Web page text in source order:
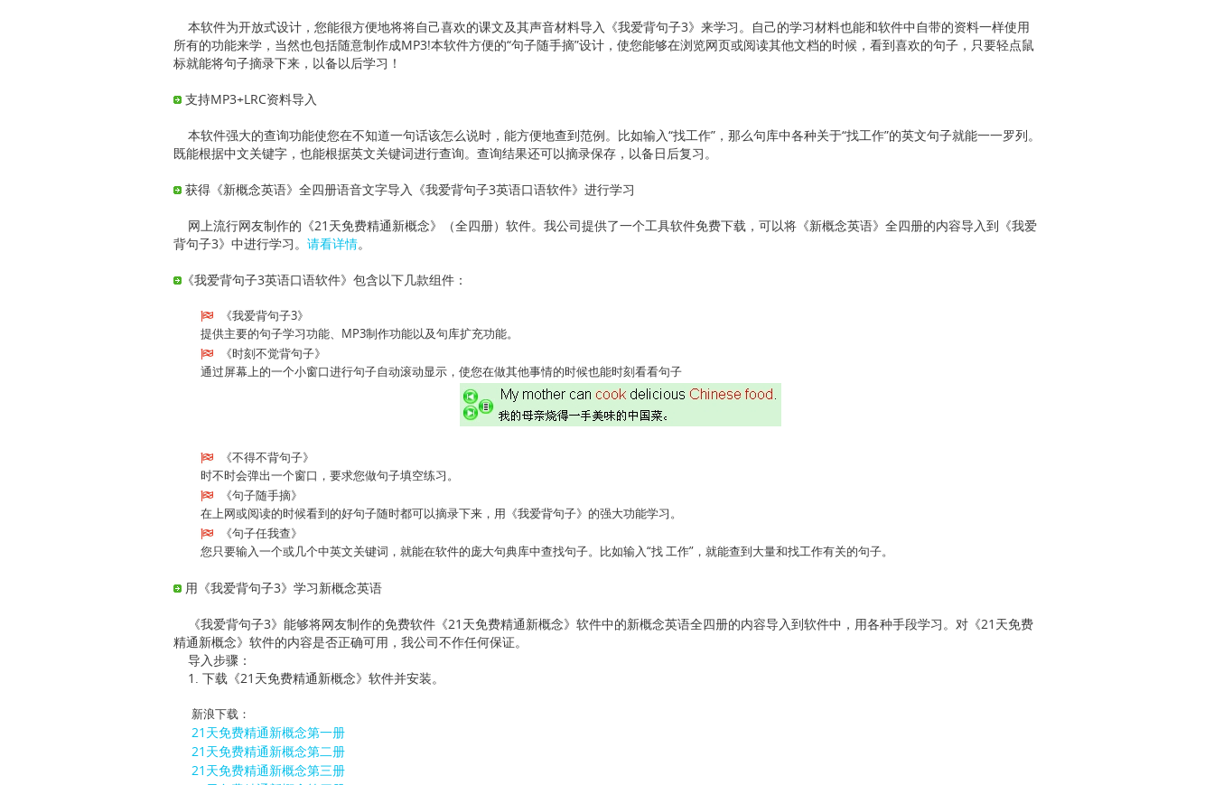
本软件为开放式设计，您能很方便地将将自己喜欢的课文及其声音材料导入《我爱背句子3》来学习。自己的学习材料也能和软件中自带的资料一样使用
所有的功能来学，当然也包括随意制作成MP3!本软件方便的“句子随手摘”设计，使您能够在浏览网页或阅读其他文档的时候，看到喜欢的句子，只要轻点鼠
标就能将句子摘录下来，以备以后学习！
支持MP3+LRC资料导入
本软件强大的查询功能使您在不知道一句话该怎么说时，能方便地查到范例。比如输入“找工作”，那么句库中各种关于“找工作”的英文句子就能一一罗列。
既能根据中文关键字，也能根据英文关键词进行查询。查询结果还可以摘录保存，以备日后复习。
获得《新概念英语》全四册语音文字导入《我爱背句子3英语口语软件》进行学习
网上流行网友制作的《21天免费精通新概念》（全四册）软件。我公司提供了一个工具软件免费下载，可以将《新概念英语》全四册的内容导入到《我爱
背句子3》中进行学习。 请看详情。
《我爱背句子3英语口语软件》包含以下几款组件：
《我爱背句子3》
提供主要的句子学习功能、MP3制作功能以及句库扩充功能。
《时刻不觉背句子》
通过屏幕上的一个小窗口进行句子自动滚动显示，使您在做其他事情的时候也能时刻看看句子
《不得不背句子》
时不时会弹出一个窗口，要求您做句子填空练习。
《句子随手摘》
在上网或阅读的时候看到的好句子随时都可以摘录下来，用《我爱背句子》的强大功能学习。
《句子任我查》
您只要输入一个或几个中英文关键词，就能在软件的庞大句典库中查找句子。比如输入“找 工作”，就能查到大量和找工作有关的句子。
用《我爱背句子3》学习新概念英语
《我爱背句子3》能够将网友制作的免费软件《21天免费精通新概念》软件中的新概念英语全四册的内容导入到软件中，用各种手段学习。对《21天免费
精通新概念》软件的内容是否正确可用，我公司不作任何保证。
导入步骤：
1. 下载《21天免费精通新概念》软件并安装。
新浪下载：
21天免费精通新概念第一册
21天免费精通新概念第二册
21天免费精通新概念第三册